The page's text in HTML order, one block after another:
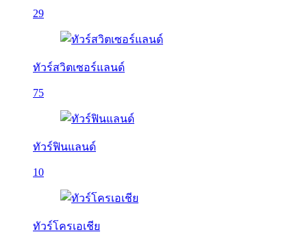
29
ทัวร์สวิตเซอร์แลนด์
75
ทัวร์ฟินแลนด์
10
ทัวร์โครเอเชีย